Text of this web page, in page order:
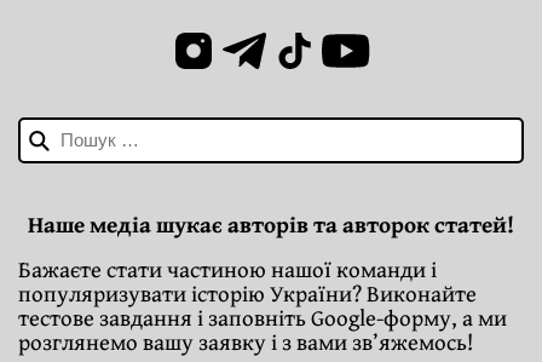
Пошук:
Наше медіа шукає авторів та авторок статей!
Бажаєте стати частиною нашої команди і
популяризувати історію України? Виконайте
тестове завдання і заповніть Google-форму, а ми
розглянемо вашу заявку і з вами зв’яжемось!